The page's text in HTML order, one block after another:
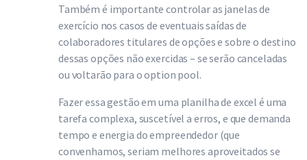
Também é importante controlar as janelas de
exercício nos casos de eventuais saídas de
colaboradores titulares de opções e sobre o destino
dessas opções não exercidas – se serão canceladas
ou voltarão para o option pool.
Fazer essa gestão em uma planilha de excel é uma
tarefa complexa, suscetível a erros, e que demanda
tempo e energia do empreendedor (que
convenhamos, seriam melhores aproveitados se